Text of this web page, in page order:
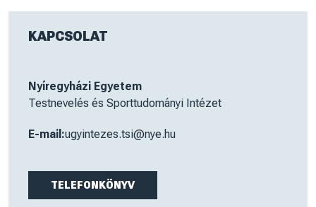
KAPCSOLAT
Nyíregyházi Egyetem
Testnevelés és Sporttudományi Intézet
E-mail:ugyintezes.tsi@nye.hu
TELEFONKÖNYV